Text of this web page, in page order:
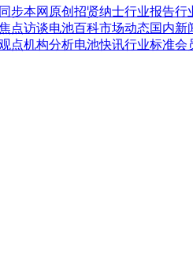
步本网原创 招贤纳士行业报告行
点访谈电池百科市场动态国内新
点机构分析电池快讯行业标准会